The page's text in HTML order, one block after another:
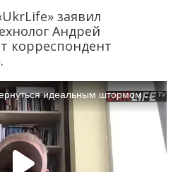
заявил
Андрей
корреспондент